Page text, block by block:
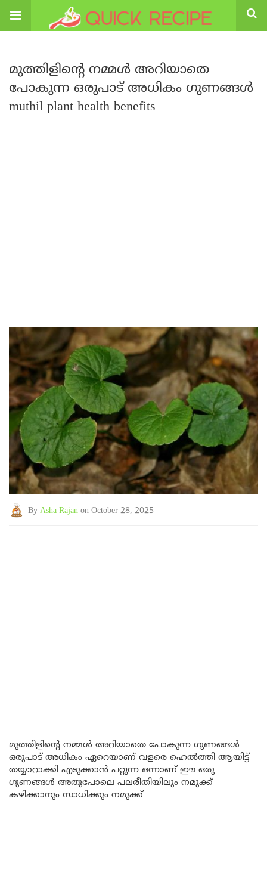
മുത്തിളിന്റെ നമ്മൾ അറിയാതെ
പോകുന്ന ഒരുപാട് അധികം ഗുണങ്ങൾ
muthil plant health benefits
By Asha Rajan on October 28, 2025
മുത്തിളിന്റെ നമ്മൾ അറിയാതെ പോകുന്ന ഗുണങ്ങൾ
ഒരുപാട് അധികം ഏറെയാണ് വളരെ ഹെൽത്തി ആയിട്ട്
തയ്യാറാക്കി എടുക്കാൻ പറ്റുന്ന ഒന്നാണ് ഈ ഒരു
ഗുണങ്ങൾ അതുപോലെ പലരീതിയിലും നമുക്ക്
കഴിക്കാനും സാധിക്കും നമുക്ക്